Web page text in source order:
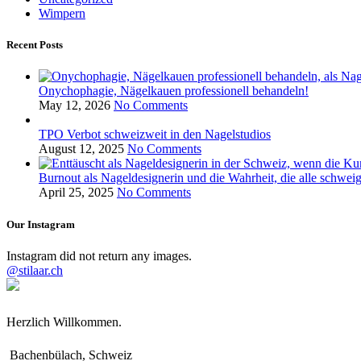
Wimpern
Recent Posts
Onychophagie, Nägelkauen professionell behandeln!
May 12, 2026 No Comments
TPO Verbot schweizweit in den Nagelstudios
August 12, 2025 No Comments
Burnout als Nageldesignerin und die Wahrheit, die alle
April 25, 2025 No Comments
Our Instagram
Instagram did not return any images.
@stilaar.ch
Herzlich Willkommen.
Bachenbülach, Schweiz